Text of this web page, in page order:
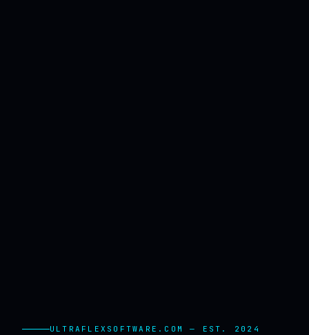
ULTRAFLEXSOFTWARE.COM — EST. 2024